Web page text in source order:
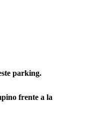
parking.
frente a la